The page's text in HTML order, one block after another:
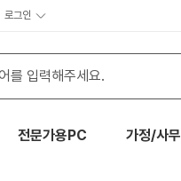
로그인
전문가용PC 가정/사